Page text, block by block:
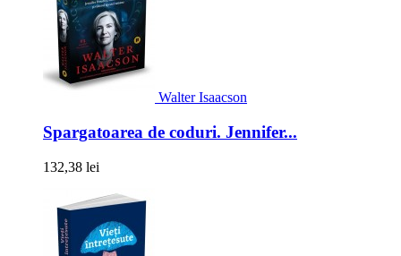
Walter Isaacson
Spargatoarea de coduri. Jennifer...
132,38 lei